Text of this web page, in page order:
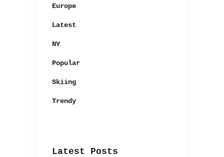
Europe
Latest
NY
Popular
Skiing
Trendy
Latest Posts